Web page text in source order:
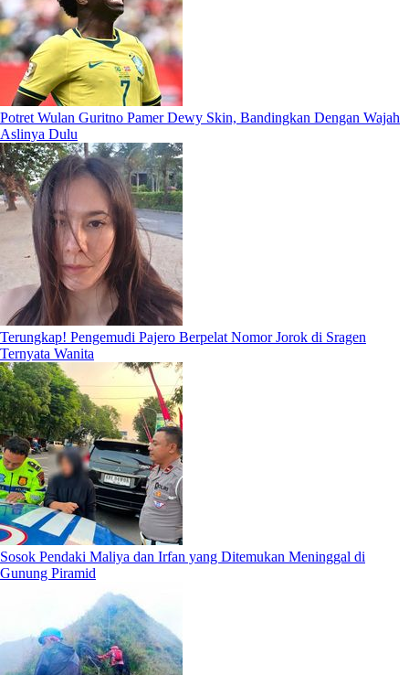
Potret Wulan Guritno Pamer Dewy Skin, Bandingkan Dengan Wajah
Aslinya Dulu
Terungkap! Pengemudi Pajero Berpelat Nomor Jorok di Sragen
Ternyata Wanita
Sosok Pendaki Maliya dan Irfan yang Ditemukan Meninggal di
Gunung Piramid